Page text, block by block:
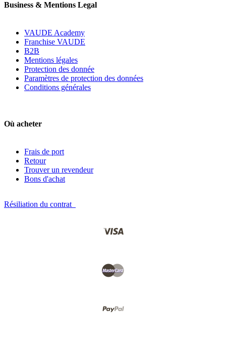
Business & Mentions Legal
VAUDE Academy
Franchise VAUDE
B2B
Mentions légales
Protection des donnée
Paramètres de protection des données
Conditions générales
Où acheter
Frais de port
Retour
Trouver un revendeur
Bons d'achat
Résiliation du contrat